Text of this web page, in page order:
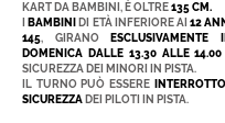
KART DA BAMBINI, È OLTRE135 CM.
BAMBINI DI ETÀ INFERIORE AI12
145, GIRANO ESCLUSIVAMENTE
DOMENICA DALLE 13.30 ALLE 14.00
SICUREZZA DEI MINORI IN PISTA.
IL TURNO PUÒ ESSERE
INTERROTTO
SICUREZZA DEI PILOTI IN PISTA.